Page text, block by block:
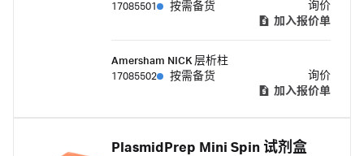
17085501
按需备货
询价
加入报价单
Amersham NICK 层析柱
17085502
按需备货
询价
加入报价单
PlasmidPrep Mini Spin 试剂盒